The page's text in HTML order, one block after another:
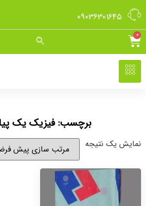
09036301645
0
برچسب: فیزیک یک
نمایش یک نتیجه